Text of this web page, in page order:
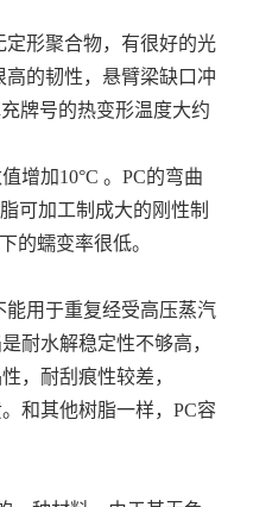
定形聚合物，有很好的光
高的韧性，悬臂梁缺口冲
牌号的热变形温度大约
增加10°C 。PC的弯曲
可加工制成大的刚性制
的蠕变率很低。
能用于重复经受高压蒸汽
耐水解稳定性不够高，
，耐刮痕性较差，
和其他树脂一样，PC容